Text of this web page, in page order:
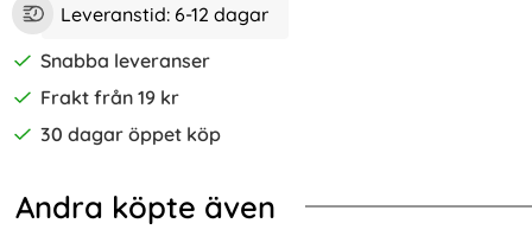
Leveranstid: 6-12 dagar
Snabba leveranser
Frakt från 19 kr
30 dagar öppet köp
Andra köpte även